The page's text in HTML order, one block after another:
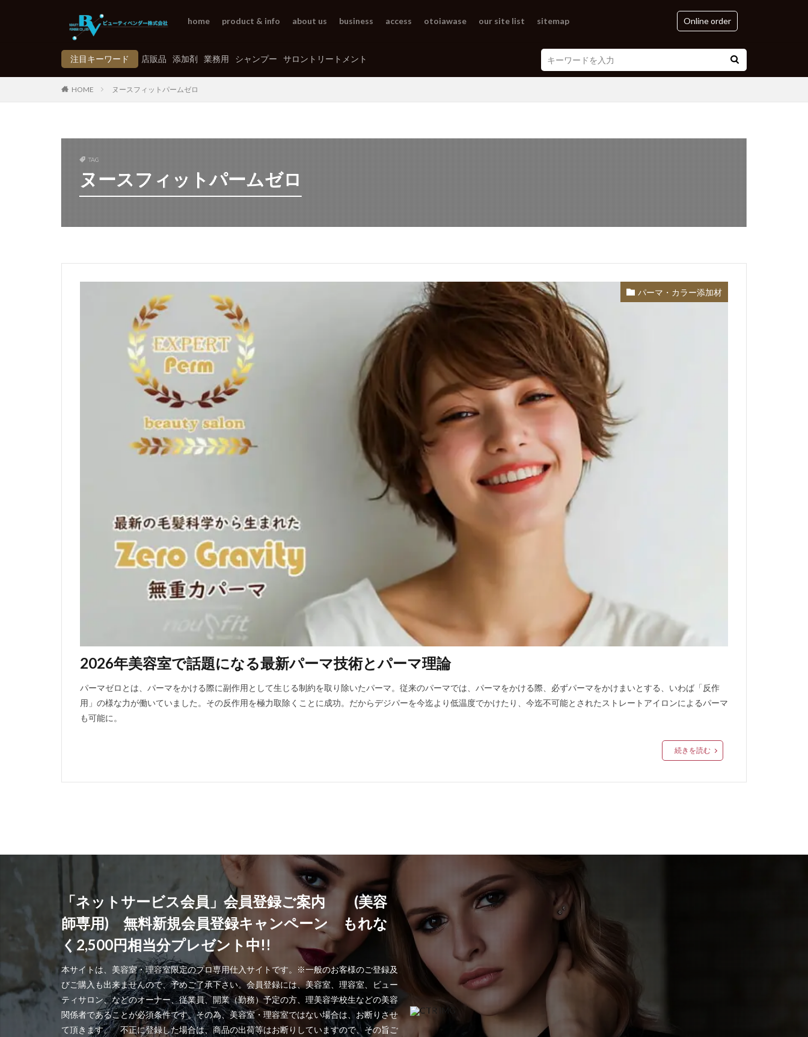
home product & info about us business access otoiawase our site list sitemap Online order
注目キーワード 店販品 添加剤 業務用 シャンプー サロントリートメント
HOME ヌースフィットパームゼロ
TAG
ヌースフィットパームゼロ
パーマ・カラー添加材
2026年美容室で話題になる最新パーマ技術とパーマ理論
パーマゼロとは、パーマをかける際に副作用として生じる制約を取り除いたパーマ。従来のパーマでは、パーマをかける際、必ずパーマをかけまいとする、いわば「反作
用」の様な力が働いていました。その反作用を極力取除くことに成功。だからデジパーを今迄より低温度でかけたり、今迄不可能とされたストレートアイロンによるパーマ
も可能に。
続きを読む
「ネットサービス会員」会員登録ご案内 (美容
師専用) 無料新規会員登録キャンペーン もれな
く2,500円相当分プレゼント中!!
本サイトは、美容室・理容室限定のプロ専用仕入サイトです。※一般のお客様のご登録及
びご購入も出来ませんので、予めご了承下さい。会員登録には、美容室、理容室、ビュー
ティサロン、などのオーナー、従業員、開業（勤務）予定の方、理美容学校生などの美容
関係者であることが必須条件です。その為、美容室・理容室ではない場合は、お断りさせ
て頂きます。 不正に登録した場合は、商品の出荷等はお断りしていますので、その旨ご